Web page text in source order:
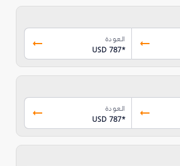
العودة
USD 787*
العودة
USD 787*